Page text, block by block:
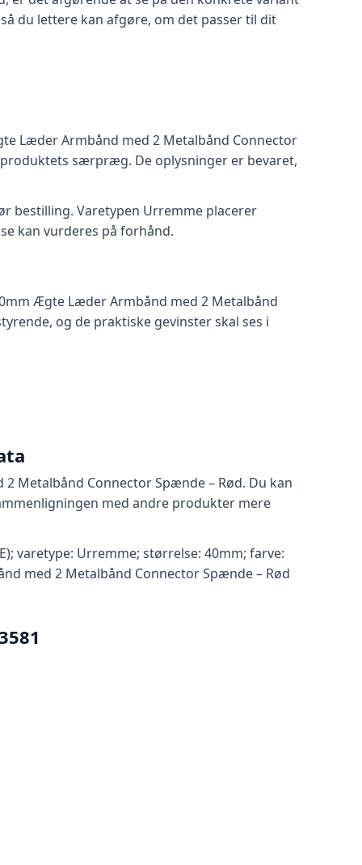
du lettere kan afgøre, om det passer til dit
Læder Armbånd med 2 Metalbånd Connector
særpræg. De oplysninger er bevaret,
bestilling. Varetypen Urremme placerer
kan vurderes på forhånd.
Ægte Læder Armbånd med 2 Metalbånd
og de praktiske gevinster skal ses i
Metalbånd Connector Spænde – Rød. Du kan
med andre produkter mere
varetype: Urremme; størrelse: 40mm; farve:
med 2 Metalbånd Connector Spænde – Rød